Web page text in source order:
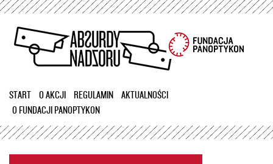
Przejdź
treści
START O AKCJI REGULAMIN
AKTUALNOŚCI
O FUNDACJI PANOPTYKON